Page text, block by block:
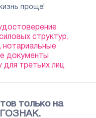
проще!
структур,
нотариальные
документы
для третьих лиц
только на
ГОЗНАК.